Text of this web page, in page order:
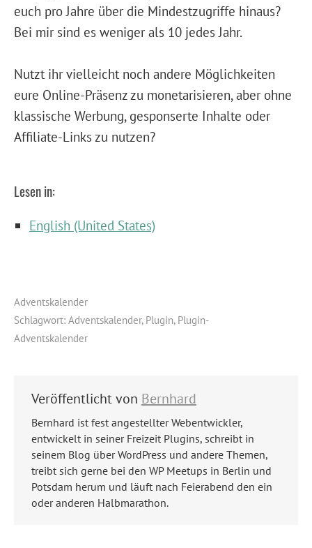
euch pro Jahre über die Mindestzugriffe hinaus?
Bei mir sind es weniger als 10 jedes Jahr.
Nutzt ihr vielleicht noch andere Möglichkeiten
eure Online-Präsenz zu monetarisieren, aber ohne
klassische Werbung, gesponserte Inhalte oder
Affiliate-Links zu nutzen?
Lesen in:
English (United States)
Adventskalender
Schlagwort: Adventskalender, Plugin, Plugin-
Adventskalender
Veröffentlicht von Bernhard
Bernhard ist fest angestellter Webentwickler,
entwickelt in seiner Freizeit Plugins, schreibt in
seinem Blog über WordPress und andere Themen,
treibt sich gerne bei den WP Meetups in Berlin und
Potsdam herum und läuft nach Feierabend den ein
oder anderen Halbmarathon.